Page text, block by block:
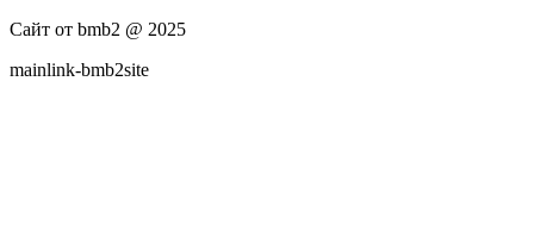
Сайт от bmb2 @ 2025
mainlink-bmb2site